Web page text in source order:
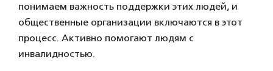
понимаем важность поддержки этих людей, и
общественные организации включаются в этот
процесс. Активно помогают людям с
инвалидностью.